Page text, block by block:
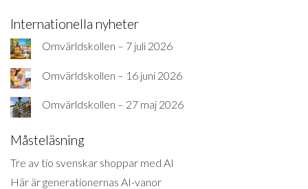
Internationella nyheter
Omvärldskollen – 7 juli 2026
Omvärldskollen – 16 juni 2026
Omvärldskollen – 27 maj 2026
Måsteläsning
Tre av tio svenskar shoppar med AI
Här är generationernas AI-vanor